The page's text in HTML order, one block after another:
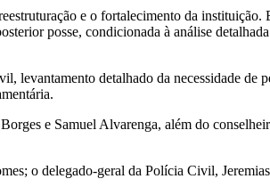
e o fortalecimento da instituição.
posse, condicionada à análise
levantamento detalhado da necessidade de
e Samuel Alvarenga, além do
o delegado-geral da Polícia Civil,